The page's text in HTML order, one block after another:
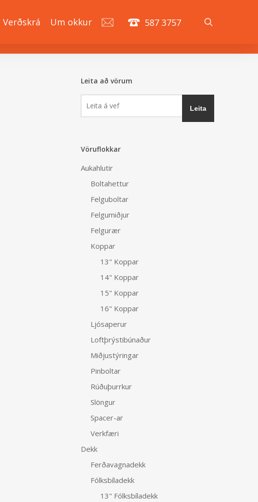
Verðskrá Um okkur 587 3757
Leita að vörum
Vöruflokkar
Aukahlutir
Boltahettur
Felguboltar
Felgumiðjur
Felgurær
Koppar
13" Koppar
14" Koppar
15" Koppar
16" Koppar
Ljósaperur
Loftþrýstibúnaður
Miðjustýringar
Pinboltar
Rúðuþurrkur
Slöngur
Spacer-ar
Verkfæri
Dekk
Ferðavagnadekk
Fólksbíladekk
13" Fólksbíladekk